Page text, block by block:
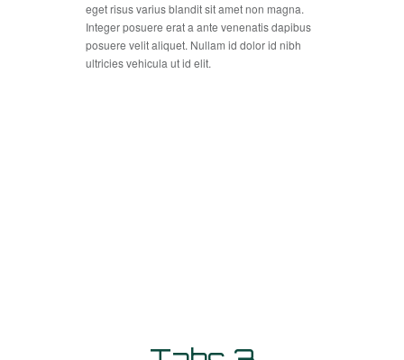
eget risus varius blandit sit amet non magna.
Integer posuere erat a ante venenatis dapibus
posuere velit aliquet. Nullam id dolor id nibh
ultricies vehicula ut id elit.